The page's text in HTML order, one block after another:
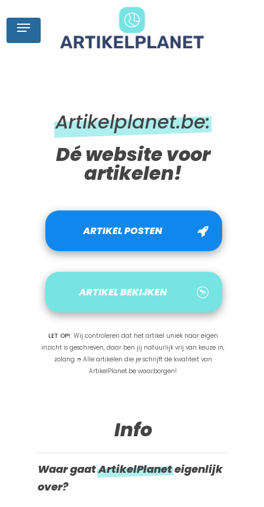
content
Menu
Artikelplanet.be:
Dé website voor
artikelen!
ARTIKEL POSTEN
ARTIKEL BEKIJKEN
LET OP!: Wij controleren dat het artikel uniek naar eigen
inzicht is geschreven, daar ben jij natuurlijk vrij van keuze in,
zolang ➮ Alle artikelen die je schrijft de kwaliteit van
ArtikelPlanet.be waarborgen!
Info
Waar gaatArtikelPlaneteigenlijk
over?